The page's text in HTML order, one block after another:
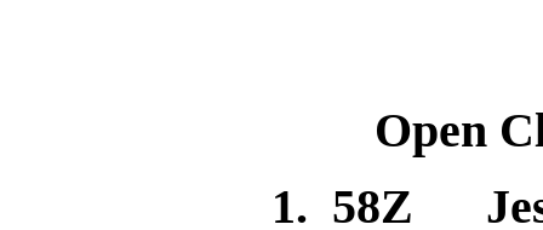
Open
1. 58Z